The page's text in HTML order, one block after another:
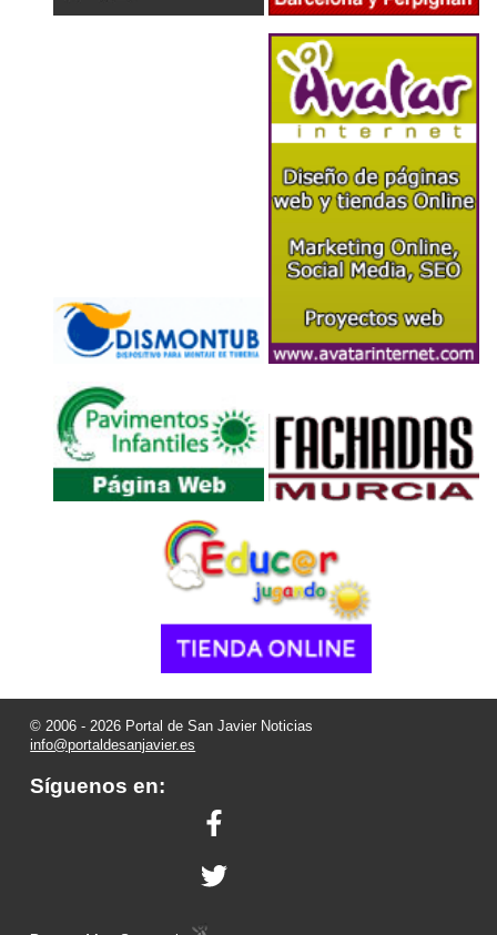
© 2006 - 2026 Portal de San Javier Noticias
info@portaldesanjavier.es
Síguenos en: